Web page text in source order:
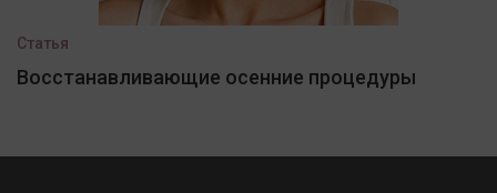
Статья
Восстанавливающие осенние процедуры